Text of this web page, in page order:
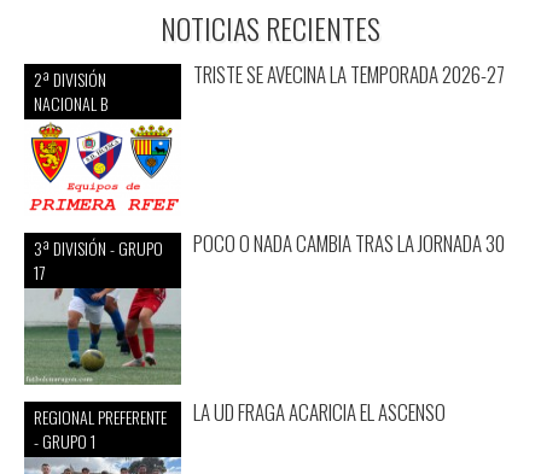
NOTICIAS RECIENTES
2ª DIVISIÓN
NACIONAL B
TRISTE SE AVECINA LA TEMPORADA 2026-27
3ª DIVISIÓN - GRUPO
17
POCO O NADA CAMBIA TRAS LA JORNADA 30
REGIONAL PREFERENTE
- GRUPO 1
LA UD FRAGA ACARICIA EL ASCENSO